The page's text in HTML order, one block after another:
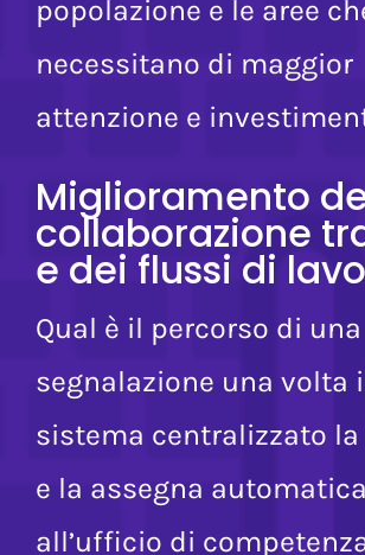
conoscere i temi più
popolazione e le aree che
necessitano di maggior
Miglioramento
collaborazione
e dei flussi di
Qual è il percorso di una
segnalazione una volta
sistema centralizzato la
e la assegna